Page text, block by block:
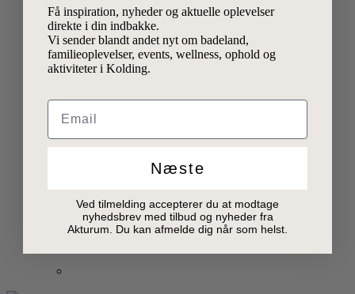
Få inspiration, nyheder og aktuelle oplevelser
direkte i din indbakke.
Vi sender blandt andet nyt om badeland,
familieoplevelser, events, wellness, ophold og
aktiviteter i Kolding.
Email
Næste
Ved tilmelding accepterer du at modtage
nyhedsbrev med tilbud og nyheder fra
Akturum. Du kan afmelde dig når som helst.